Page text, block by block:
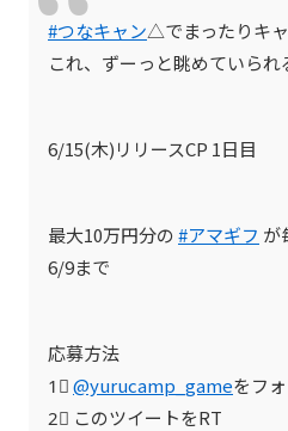
#つなキャン△でまったりキ
これ、ずーっと眺めていられ
6/15(木)リリースCP 1日目
最大10万円分の#アマギフ が
6/9まで
応募方法
1⃣@yurucamp_gameをフ
2⃣ このツイートをRT